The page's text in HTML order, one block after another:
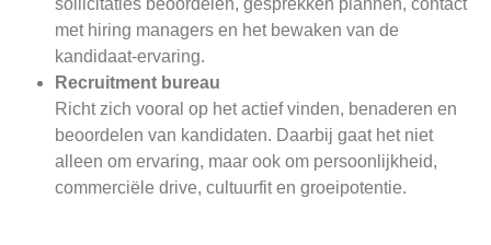
sollicitaties beoordelen, gesprekken plannen, contact
met hiring managers en het bewaken van de
kandidaat-ervaring.
Recruitment bureau
Richt zich vooral op het actief vinden, benaderen en
beoordelen van kandidaten. Daarbij gaat het niet
alleen om ervaring, maar ook om persoonlijkheid,
commerciële drive, cultuurfit en groeipotentie.